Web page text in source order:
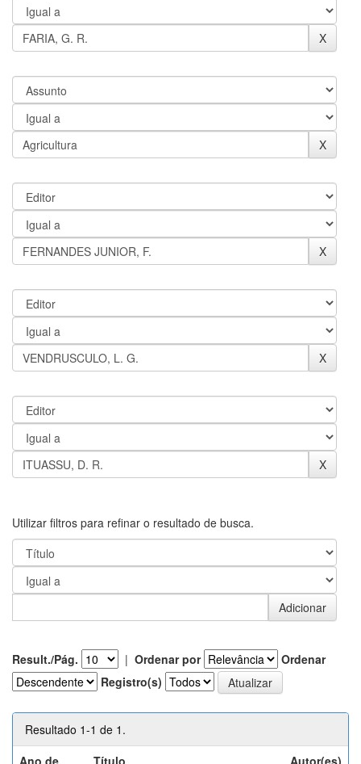
Utilizar filtros para refinar o resultado de busca.
Result./Pág. | Ordenar por
Ordenar
Registro(s)
Resultado 1-1 de 1.
Ano de
Título Autor(es)